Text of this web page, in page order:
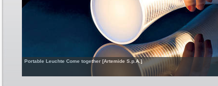
Portable Leuchte Come together [Artemide S.p.A.]